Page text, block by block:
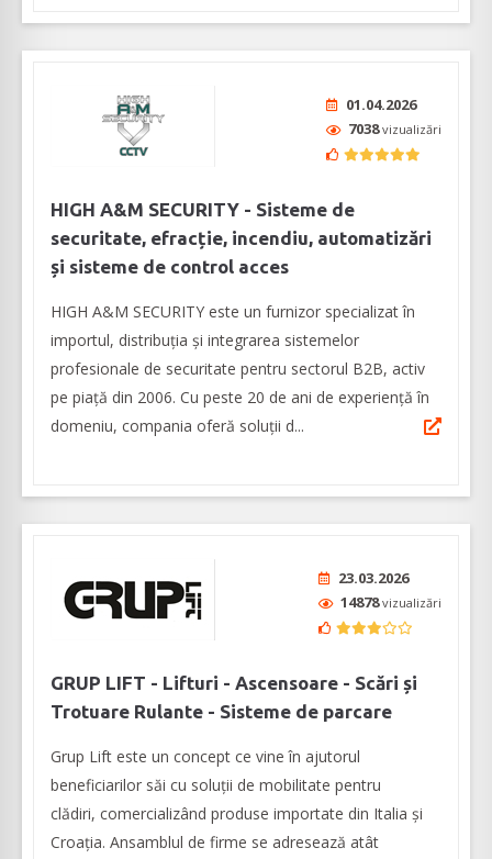
01.04.2026
7038vizualizări
HIGH A&M SECURITY - Sisteme de
securitate, efracție, incendiu, automatizări
și sisteme de control acces
HIGH A&M SECURITY este un furnizor specializat în
importul, distribuția și integrarea sistemelor
profesionale de securitate pentru sectorul B2B, activ
pe piață din 2006. Cu peste 20 de ani de experiență în
domeniu, compania oferă soluții d...
23.03.2026
14878vizualizări
GRUP LIFT - Lifturi - Ascensoare - Scări și
Trotuare Rulante - Sisteme de parcare
Grup Lift este un concept ce vine în ajutorul
beneficiarilor săi cu soluții de mobilitate pentru
clădiri, comercializând produse importate din Italia și
Croația. Ansamblul de firme se adresează atât